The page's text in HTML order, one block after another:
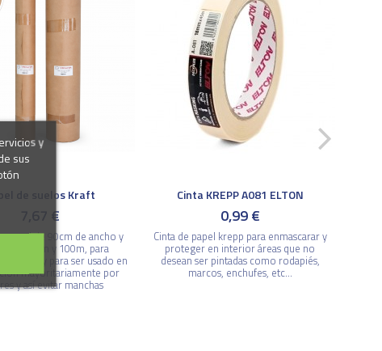
de suelos Kraft
7,67 €
papel de 90cm de ancho y
25m y 100m, para
y para ser usado en
mayoritariamente por
y así evitar manchas
Cinta KREPP A081 ELTON
0,99 €
Cinta de papel krepp para enmascarar y
proteger en interior áreas que no
desean ser pintadas como rodapiés,
marcos, enchufes, etc...
y
sus